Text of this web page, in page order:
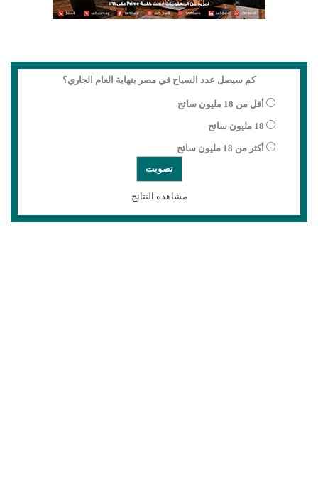
كم سيصل عدد السياح في مصر بنهاية العام الجاري؟
أقل من 18 مليون سائح
18 مليون سائح
أكثر من 18 مليون سائح
مشاهدة النتائج